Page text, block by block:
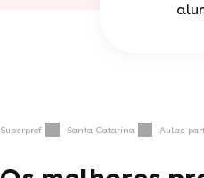
Superprof Santa Catarina Aulas